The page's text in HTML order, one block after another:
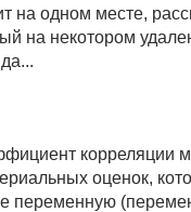
на одном месте,
на некотором
корреляции
оценок,
переменную